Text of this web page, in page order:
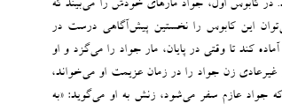
در کابوس اول، جواد مارهای خودش را می‌بیند که
‌این کابوس را نخستین پیش‌آگاهی درست در
کند تا وقتی‌ در پایان، مار جواد را می‌گزد و او
زن جواد را در زمان عزیمت او می‌خواند،
جواد عازم سفر می‌شود، زنش به او می‌گوید: «به